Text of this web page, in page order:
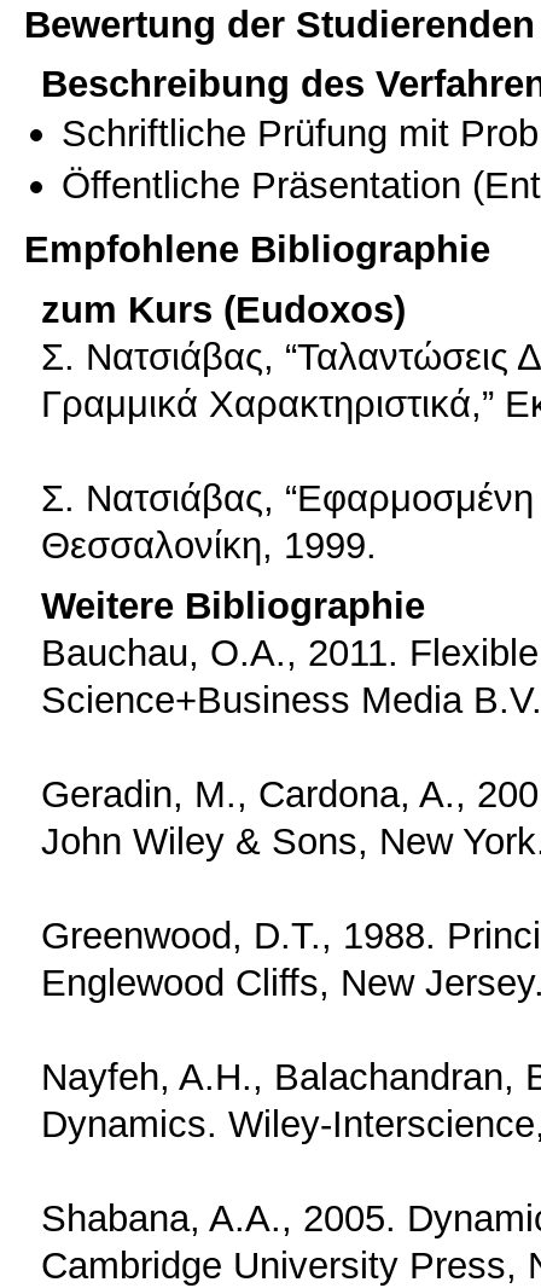
Bewertung der Studierenden
Beschreibung des
Schriftliche Prüfung mit
Öffentliche Präsentation
Empfohlene Bibliographie
zum Kurs (Eudoxos)
Σ. Νατσιάβας,
Γραμμικά Χαρακτηριστικά,”
Σ. Νατσιάβας, “Εφαρμοσμένη
Θεσσαλονίκη, 1999.
Weitere Bibliographie
Bauchau, O.A., 2011.
Science+Business Media
Geradin, M., Cardona, A.,
John Wiley & Sons, New
Greenwood, D.T., 1988.
Englewood Cliffs, New
Nayfeh, A.H., Balachandran,
Dynamics. Wiley-
Shabana, A.A., 2005.
Cambridge University Press,